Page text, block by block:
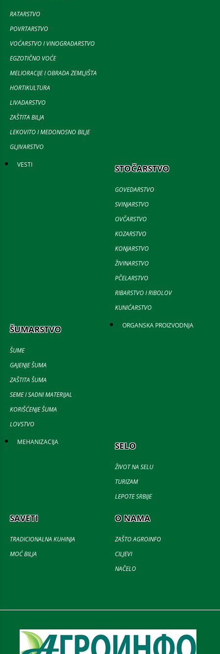
RATARSTVO
POVRTARSTVO
VOĆARSTVO I VINOGRADARSTVO
EGZOTIČNO VOĆE
MELIORACIJE I OBRADA ZEMLJIŠTA
HORTIKULTURA
LIVADARSTVO
ZAŠTITA BILJA
LEKOVITO I MEDONOSNO BILJE
GLJIVARSTVO
VESTI STOČARSTVO
GOVEDARSTVO
SVINJARSTVO
OVČARSTVO
KOZARSTVO
KONJARSTVO
ŽIVINARSTVO
PČELARSTVO
RIBARSTVO I RIBOLOV
KUNIĆARSTVO
ŠUMARSTVO
ŠUME
GAJENJE ŠUMA
ZAŠTITA ŠUMA
SEME I SADNI MATERIJAL
KORIŠĆENJE ŠUMA
LOVSTVO
ORGANSKA PROIZVODNJA
MEHANIZACIJA SELO
ŽIVOT NA SELU
TURIZAM
LEPOTE SRBIJE
SAVETI
TRADICIONALNA KUHINJA
MOĆ BILJA
O NAMA
ZAŠTO AGROINFO
CILJEVI
NAČELO